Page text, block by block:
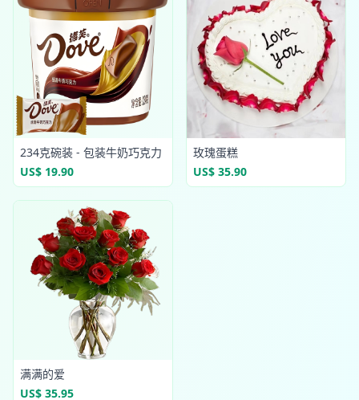
234克碗装 - 包装牛奶巧克力
US$ 19.90
玫瑰蛋糕
US$ 35.90
满满的爱
US$ 35.95